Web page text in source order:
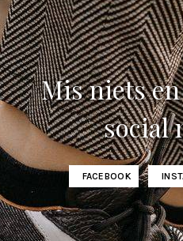
Mis niets
social
FACEBOOK